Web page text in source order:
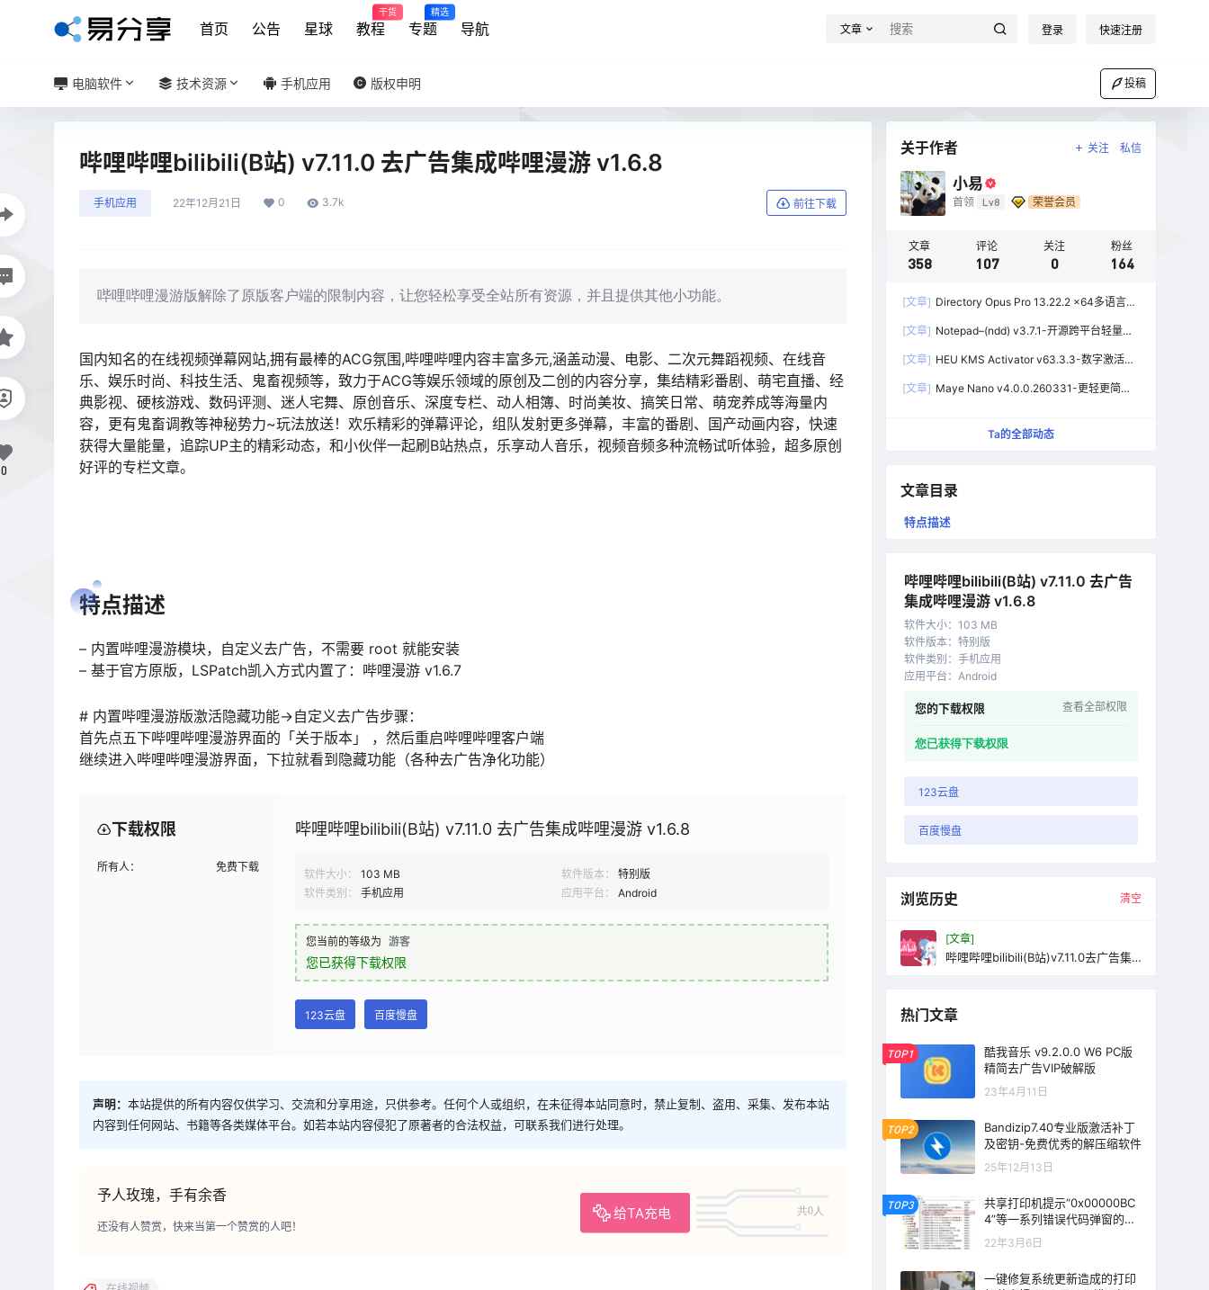
首页 公告 星球 教程
干货
专题
精选
导航 文章 登录 快速注册
电脑软件 技术资源 手机应用 版权申明 投稿
哔哩哔哩bilibili(B站) v7.11.0 去广告集成哔哩漫游 v1.6.8
手机应用 22年12月21日 0 3.7k 前往下载
哔哩哔哩漫游版解除了原版客户端的限制内容，让您轻松享受全站所有资源，并且提供其他小功能。
国内知名的在线视频弹幕网站,拥有最棒的ACG氛围,哔哩哔哩内容丰富多元,涵盖动漫、电影、二次元舞蹈视频、在线音
乐、娱乐时尚、科技生活、鬼畜视频等，致力于ACG等娱乐领域的原创及二创的内容分享，集结精彩番剧、萌宅直播、经
典影视、硬核游戏、数码评测、迷人宅舞、原创音乐、深度专栏、动人相簿、时尚美妆、搞笑日常、萌宠养成等海量内
容，更有鬼畜调教等神秘势力~玩法放送！欢乐精彩的弹幕评论，组队发射更多弹幕，丰富的番剧、国产动画内容，快速
获得大量能量，追踪UP主的精彩动态，和小伙伴一起刷B站热点，乐享动人音乐，视频音频多种流畅试听体验，超多原创
好评的专栏文章。
特点描述
– 内置哔哩漫游模块，自定义去广告，不需要 root 就能安装
– 基于官方原版，LSPatch凯入方式内置了：哔哩漫游 v1.6.7
# 内置哔哩漫游版激活隐藏功能->自定义去广告步骤：
首先点五下哔哩哔哩漫游界面的「关于版本」 ，然后重启哔哩哔哩客户端
继续进入哔哩哔哩漫游界面，下拉就看到隐藏功能（各种去广告净化功能）
下载权限
所有人： 免费下载
哔哩哔哩bilibili(B站) v7.11.0 去广告集成哔哩漫游 v1.6.8
软件大小： 103 MB 软件版本：
特别版
软件类别：
手机应用 应用平台： Android
您当前的等级为 游客
您已获得下载权限
123云盘 百度慢盘
声明： 本站提供的所有内容仅供学习、交流和分享用途，只供参考。任何个人或组织，在未征得本站同意时，禁止复制、盗用、采集、发布本站
内容到任何网站、书籍等各类媒体平台。如若本站内容侵犯了原著者的合法权益，可联系我们进行处理。
予人玫瑰，手有余香
给TA充电 共0人
还没有人赞赏，快来当第一个赞赏的人吧！
0
关于作者 关注 私信
小易
首领 Lv8 荣誉会员
文章
358
评论
107
关注
0
粉丝
164
[文章] Directory Opus Pro 13.22.2 x64多语言学
[文章] Notepad–(ndd) v3.7.1-开源跨平台轻量级
[文章] HEU KMS Activator v63.3.3-数字激活、
[文章] Maye Nano v4.0.0.260331-更轻更简洁
Ta的全部动态
文章目录
特点描述
哔哩哔哩bilibili(B站) v7.11.0 去广告
集成哔哩漫游 v1.6.8
软件大小： 103 MB
软件版本： 特别版
软件类别 ： 手机应用
应用平台 ： Android
您的下载权限 查看全部权限
您已获得下载权限
123云盘
百度慢盘
浏览历史 清空
[文章]
哔哩哔哩bilibili(B站)v7.11.0去广告集
热门文章
TOP1
酷我音乐 v9.2.0.0 W6 PC版
精简去广告VIP破解版
23年4月11日
TOP2
Bandizip7.40专业版激活补丁
及密钥-免费优秀的解压缩软件
25年12月13日
TOP3
共享打印机提示“0x00000BC
4”等一系列错误代码弹窗的解
决方法
22年3月6日
一键修复系统更新造成的打印